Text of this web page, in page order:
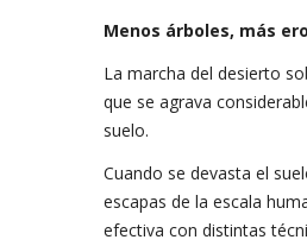
Menos árboles, más
La marcha del desierto
que se agrava
suelo.
Cuando se devasta el
escapas de la escala
efectiva con distintas